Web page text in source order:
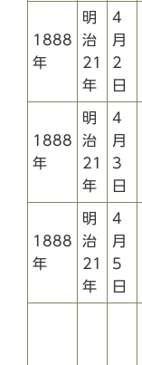
1888
年
明
治
21
年
4
月
2
日
1888
年
明
治
21
年
4
月
3
日
1888
年
明
治
21
年
4
月
5
日